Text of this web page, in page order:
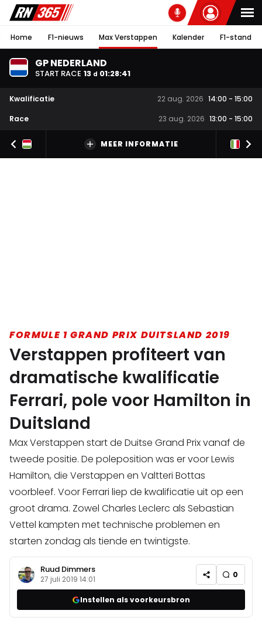
Home F1-nieuws Max Verstappen Kalender F1-stand
GP NEDERLAND
START RACE 13 d 01:28:41
Kwalificatie 22 aug. 2026 14:00 - 15:00
Race
23 aug. 2026 13:00 - 15:00
MEER INFORMATIE
FORMULE 1 GRAND PRIX DUITSLAND 2019
Verstappen profiteert van
dramatische kwalificatie
Ferrari, pole voor Hamilton in
Duitsland
Max Verstappen start de Duitse Grand Prix vanaf de
tweede positie. De poleposition was er voor Lewis
Hamilton, die Verstappen en Valtteri Bottas
voorbleef. Voor Ferrari liep de kwalificatie uit op een
groot drama. Zowel Charles Leclerc als Sebastian
Vettel kampten met technische problemen en
starten zondag als tiende en twintigste.
Ruud Dimmers
27 juli 2019 14:01 0
Instellen als voorkeursbron